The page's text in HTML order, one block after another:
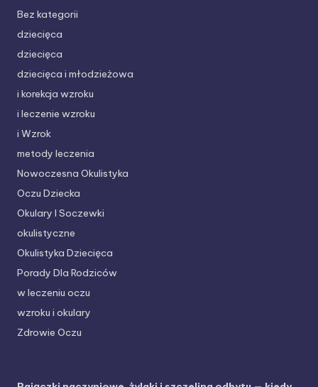
Bez kategorii
dziecięca
dziecięca
dziecięca i młodzieżowa
i korekcja wzroku
i leczenie wzroku
i Wzrok
metody leczenia
Nowoczesna Okulistyka
Oczu Dziecka
Okulary I Soczewki
okulistyczne
Okulistyka Dziecięca
Porady Dla Rodziców
w leczeniu oczu
wzroku i okulary
Zdrowie Oczu